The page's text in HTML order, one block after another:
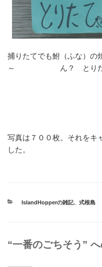
捕りたてでも鮒（ふな）の
～ ん？ とりたての
写真は７００枚。それをキ
した。
カ
IslandHopperの雑記、 式根島
“一番のごちそう”